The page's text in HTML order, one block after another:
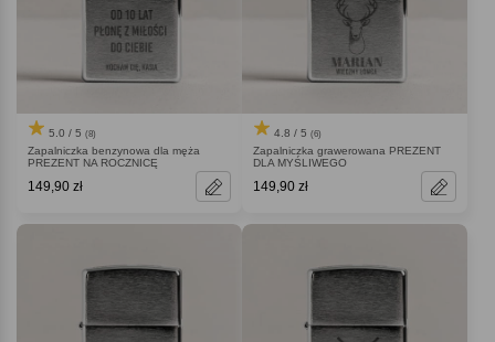
5.0 / 5 (8)
Zapalniczka benzynowa dla męża
PREZENT NA ROCZNICĘ
149,90 zł
4.8 / 5 (6)
Zapalniczka grawerowana PREZENT
DLA MYŚLIWEGO
149,90 zł